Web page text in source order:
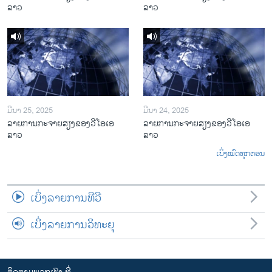
ລາວ
ລາວ
ມີນາ 25, 2025
ລາຍການກະຈາຍສຽງຂອງວີໂອເອ
ລາວ
ມີນາ 24, 2025
ລາຍການກະຈາຍສຽງຂອງວີໂອເອ
ລາວ
ເບິ່ງໝົດທຸກຕອນ
ເບິ່ງລາຍການທີວີ
ເບິ່ງລາຍການວິທະຍຸ